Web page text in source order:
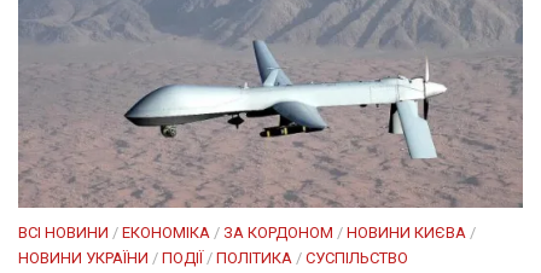
ВСІ НОВИНИ / ЕКОНОМІКА / ЗА КОРДОНОМ / НОВИНИ КИЄВА /
НОВИНИ УКРАЇНИ / ПОДІЇ/ ПОЛІТИКА / СУСПІЛЬСТВО